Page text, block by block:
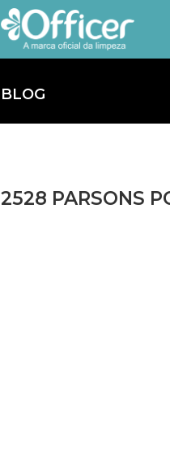
BLOG
2528 PARSONS